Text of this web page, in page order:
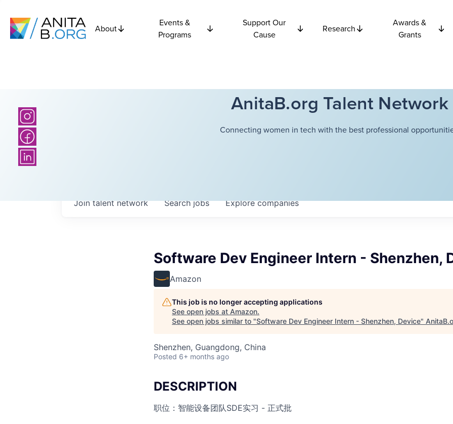
About
Events &
Programs
Support Our
Cause
Research
Awards &
Grants
AnitaB.org Talent Network
Connecting women in tech with the best professional
Searchjobs Explorecompanies
Join talent network
Software Dev Engineer Intern - Shenzhen,
Amazon
This job is no longer accepting applications
See open jobs at Amazon.
See open jobs similar to "Software Dev Engineer Intern - Shenzhen, Device"
Shenzhen, Guangdong, China
Posted 6+ months ago
DESCRIPTION
职位：智能设备团队SDE实习 - 正式批